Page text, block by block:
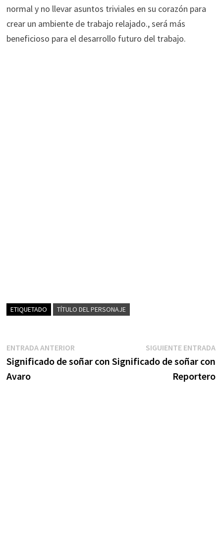
normal y no llevar asuntos triviales en su corazón para
crear un ambiente de trabajo relajado., será más
beneficioso para el desarrollo futuro del trabajo.
ETIQUETADO TÍTULO DEL PERSONAJE
Navegación
de
ENTRADA ANTERIOREntrada
anterior:
Significado de soñar con
Avaro
SIGUIENTE ENTRADA
Significado de soñar con
Reportero